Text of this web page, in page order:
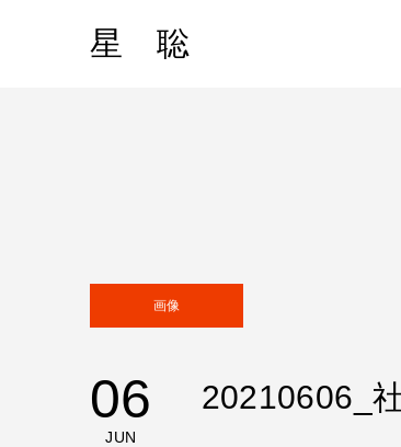
星 聡
画像
06
JUN
20210606_